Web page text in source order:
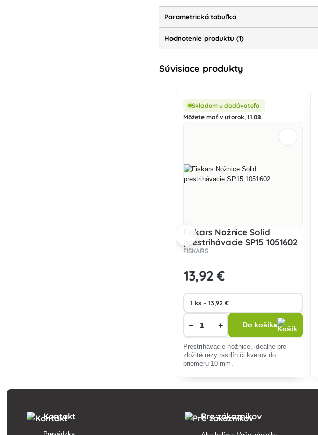
Parametrická tabuľka
Hodnotenie produktu (1)
Súvisiace produkty
Skladom u dodávateľa
Môžete mať v utorok, 11.08.
Fiskars Nožnice Solid
prestrihávacie SP15 1051602
FISKARS
13,92 €
− + Do košíka
Prestrihávacie nožnice, ideálne pre
zložité rezy rastlín či kvetov do
priemeru 10 mm.
Kontakt Pre zákazníkov